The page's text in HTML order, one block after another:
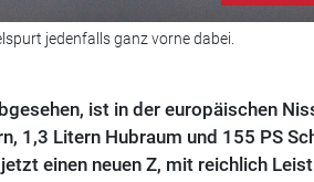
jedenfalls ganz vorne dabei.
ist in der europäischen
1,3 Litern Hubraum und 155 PS
einen neuen Z, mit reichlich